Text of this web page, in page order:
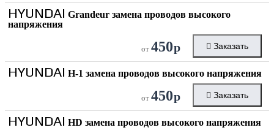
HYUNDAI Grandeur замена проводов высокого
напряжения
от 450р Заказать
HYUNDAI H-1 замена проводов высокого напряжения
от 450р Заказать
HYUNDAI HD замена проводов высокого напряжения